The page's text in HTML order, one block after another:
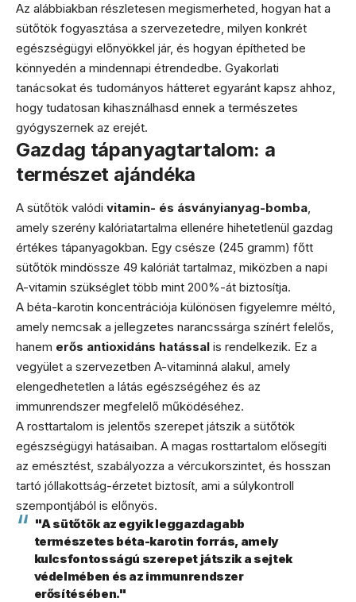
Az alábbiakban részletesen megismerheted, hogyan hat a
sütőtök fogyasztása a szervezetedre, milyen konkrét
egészségügyi előnyökkel jár, és hogyan építheted be
könnyedén a mindennapi étrendedbe. Gyakorlati
tanácsokat és tudományos hátteret egyaránt kapsz ahhoz,
hogy tudatosan kihasználhasd ennek a természetes
gyógyszernek az erejét.
Gazdag tápanyagtartalom: a
természet ajándéka
A sütőtök valódi vitamin- és ásványianyag-bomba
amely szerény kalóriatartalma ellenére hihetetlenül gazdag
értékes tápanyagokban. Egy csésze (245 gramm) főtt
sütőtök mindössze 49 kalóriát tartalmaz, miközben a napi
A-vitamin szükséglet több mint 200%-át biztosítja.
A béta-karotin koncentrációja különösen figyelemre méltó,
amely nemcsak a jellegzetes narancssárga színért felelős,
hanem erős antioxidáns hatással is rendelkezik. Ez a
vegyület a szervezetben A-vitaminná alakul, amely
elengedhetetlen a látás egészségéhez és az
immunrendszer megfelelő működéséhez.
A rosttartalom is jelentős szerepet játszik a sütőtök
egészségügyi hatásaiban. A magas rosttartalom elősegíti
az emésztést, szabályozza a vércukorszintet, és hosszan
tartó jóllakottság-érzetet biztosít, ami a súlykontroll
szempontjából is előnyös.
"A sütőtök az egyik leggazdagabb
természetes béta-karotin forrás, amely
kulcsfontosságú szerepet játszik a sejtek
védelmében és az immunrendszer
erősítésében."